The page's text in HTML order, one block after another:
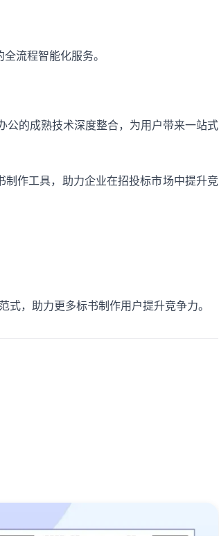
流程智能化服务。
公的成熟技术深度整合，为用户带来一站式
作工具，助力企业在招投标市场中提升竞
，助力更多标书制作用户提升竞争力。